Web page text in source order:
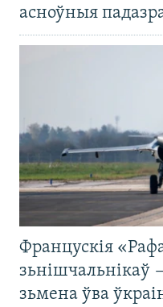
асноўныя
Францускія
зьнішчальнікаў
зьмена ўва